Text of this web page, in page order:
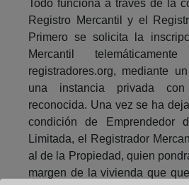
Todo funciona a través de la
Registro Mercantil y el
Primero se solicita la
Mercantil
registradores.org, mediante
una instancia privada con
reconocida. Una vez se ha
condición de Emprendedor
Limitada, el Registrador
al de la Propiedad, quien
margen de la vivienda que